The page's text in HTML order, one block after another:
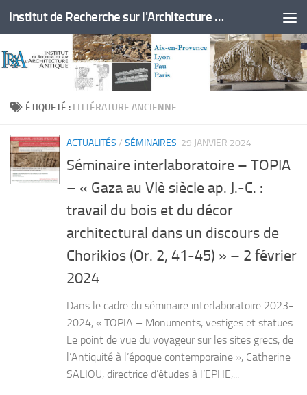
Skip to content Institut de Recherche sur l'Architecture Antique
ÉTIQUETÉ : LITTÉRATURE ANCIENNE
ACTUALITÉS / SÉMINAIRES 29 JANVIER 2024
Séminaire interlaboratoire – TOPIA
– « Gaza au VIè siècle ap. J.-C. :
travail du bois et du décor
architectural dans un discours de
Chorikios (Or. 2, 41-45) » – 2 février
2024
Dans le cadre du séminaire interlaboratoire 2023-
2024, « TOPIA – Monuments, vestiges et statues.
Le point de vue du voyageur sur les sites grecs, de
l’Antiquité à l’époque contemporaine », Catherine
SALIOU, directrice d’études à l’EPHE,...